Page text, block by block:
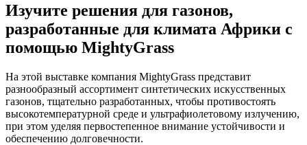
Изучите решения для газонов,
разработанные для климата Африки с
помощью MightyGrass
На этой выставке компания MightyGrass представит
разнообразный ассортимент синтетических искусственных
газонов, тщательно разработанных, чтобы противостоять
высокотемпературной среде и ультрафиолетовому излучению,
при этом уделяя первостепенное внимание устойчивости и
обеспечению долговечности.